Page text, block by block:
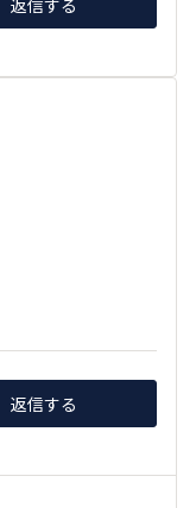
返信する
返信する